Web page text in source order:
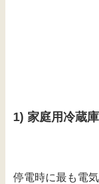
1) 家庭用冷蔵
停電時に最も電